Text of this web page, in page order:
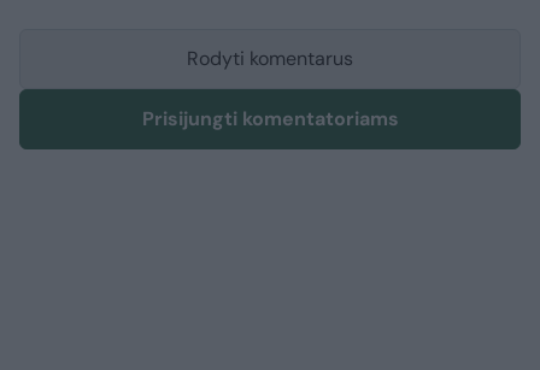
Rodyti komentarus
Prisijungti komentatoriams